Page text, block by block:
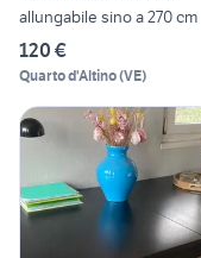
allungabile sino a 270 cm
120 €
Quarto d'Altino(VE)